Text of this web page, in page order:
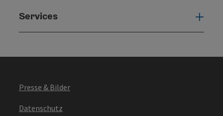
Services
Presse & Bilder
Datenschutz